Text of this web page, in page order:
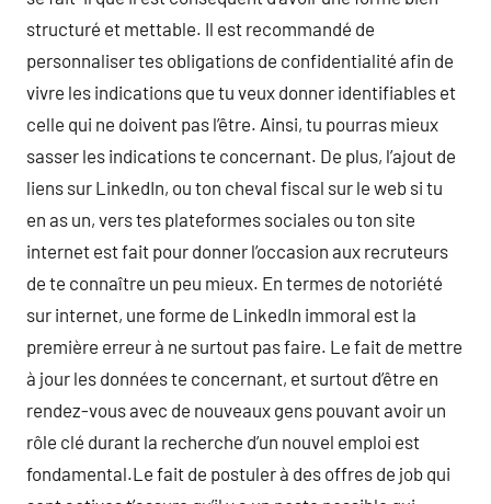
structuré et mettable. Il est recommandé de
personnaliser tes obligations de confidentialité afin de
vivre les indications que tu veux donner identifiables et
celle qui ne doivent pas l’être. Ainsi, tu pourras mieux
sasser les indications te concernant. De plus, l’ajout de
liens sur LinkedIn, ou ton cheval fiscal sur le web si tu
en as un, vers tes plateformes sociales ou ton site
internet est fait pour donner l’occasion aux recruteurs
de te connaître un peu mieux. En termes de notoriété
sur internet, une forme de LinkedIn immoral est la
première erreur à ne surtout pas faire. Le fait de mettre
à jour les données te concernant, et surtout d’être en
rendez-vous avec de nouveaux gens pouvant avoir un
rôle clé durant la recherche d’un nouvel emploi est
fondamental.Le fait de postuler à des offres de job qui